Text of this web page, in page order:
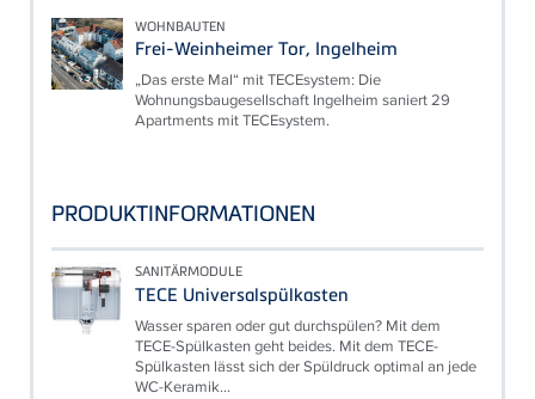
WOHNBAUTEN
Frei-Weinheimer Tor, Ingelheim
„Das erste Mal“ mit TECEsystem: Die
Wohnungsbaugesellschaft Ingelheim saniert 29
Apartments mit TECEsystem.
PRODUKTINFORMATIONEN
SANITÄRMODULE
TECE Universalspülkasten
Wasser sparen oder gut durchspülen? Mit dem
TECE-Spülkasten geht beides. Mit dem TECE-
Spülkasten lässt sich der Spüldruck optimal an jede
WC-Keramik...